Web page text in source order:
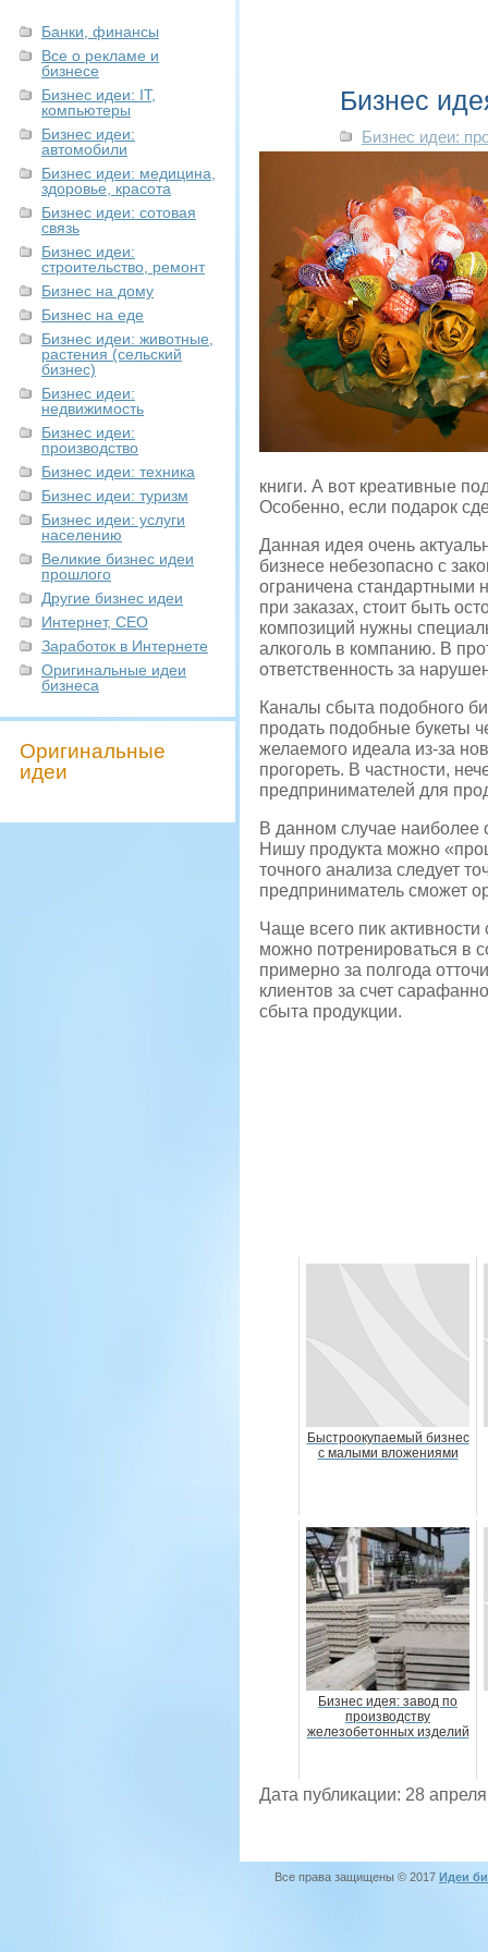
Банки, финансы
Все о рекламе и
бизнесе
Бизнес идеи: IT,
компьютеры
Бизнес идеи:
автомобили
Бизнес идеи: медицина,
здоровье, красота
Бизнес идеи: сотовая
связь
Бизнес идеи:
строительство, ремонт
Бизнес на дому
Бизнес на еде
Бизнес идеи: животные,
растения (сельский
бизнес)
Бизнес идеи:
недвижимость
Бизнес идеи:
производство
Бизнес идеи: техника
Бизнес идеи: туризм
Бизнес идеи: услуги
населению
Великие бизнес идеи
прошлого
Другие бизнес идеи
Интернет, СЕО
Заработок в Интернете
Оригинальные идеи
бизнеса
Оригинальные
идеи
Бизнес
Бизнес идеи:
книги. А вот креативные
Особенно, если подарок
Данная идея очень
бизнесе небезопасно с
ограничена стандартными
при заказах, стоит быть
композиций нужны
алкоголь в компанию. В
ответственность за
Каналы сбыта подобного
продать подобные букеты
желаемого идеала из-за
прогореть. В частности,
предпринимателей для
В данном случае наиболее
Нишу продукта можно
точного анализа следует
предприниматель сможет
Чаще всего пик
можно потренироваться в
примерно за полгода
клиентов за счет
сбыта продукции.
Быстроокупаемый бизнес
с малыми вложениями
Бизнес идея: завод по
производству
железобетонных изделий
Дата публикации: 28
Все права защищены © 2017 Идеи